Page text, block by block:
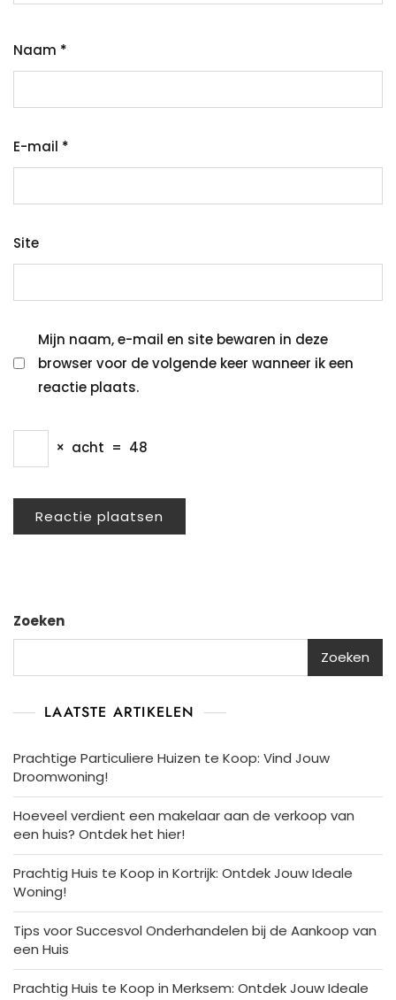
Naam *
E-mail *
Site
Mijn naam, e-mail en site bewaren in deze
browser voor de volgende keer wanneer ik een
reactie plaats.
× acht = 48
Zoeken
Zoeken
LAATSTE ARTIKELEN
Prachtige Particuliere Huizen te Koop: Vind Jouw
Droomwoning!
Hoeveel verdient een makelaar aan de verkoop van
een huis? Ontdek het hier!
Prachtig Huis te Koop in Kortrijk: Ontdek Jouw Ideale
Woning!
Tips voor Succesvol Onderhandelen bij de Aankoop van
een Huis
Prachtig Huis te Koop in Merksem: Ontdek Jouw Ideale